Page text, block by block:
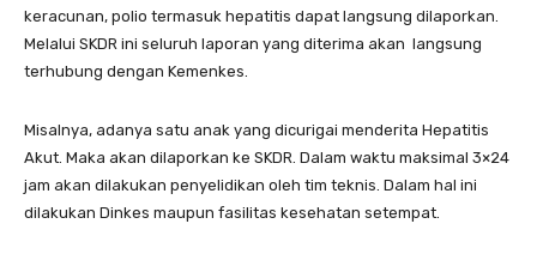
keracunan, polio termasuk hepatitis dapat langsung dilaporkan.
Melalui SKDR ini seluruh laporan yang diterima akan langsung
terhubung dengan Kemenkes.
Misalnya, adanya satu anak yang dicurigai menderita Hepatitis
Akut. Maka akan dilaporkan ke SKDR. Dalam waktu maksimal 3×24
jam akan dilakukan penyelidikan oleh tim teknis. Dalam hal ini
dilakukan Dinkes maupun fasilitas kesehatan setempat.